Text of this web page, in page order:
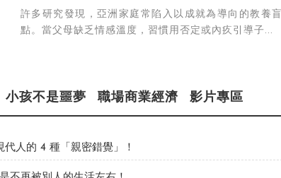
許多研究發現，亞洲家庭常陷入以成就為導向的教養盲
點。當父母缺乏情感溫度，習慣用否定或內疚引導子...
小孩不是噩夢 職場商業經濟 影片專區
人的 4 種「親密錯覺」！